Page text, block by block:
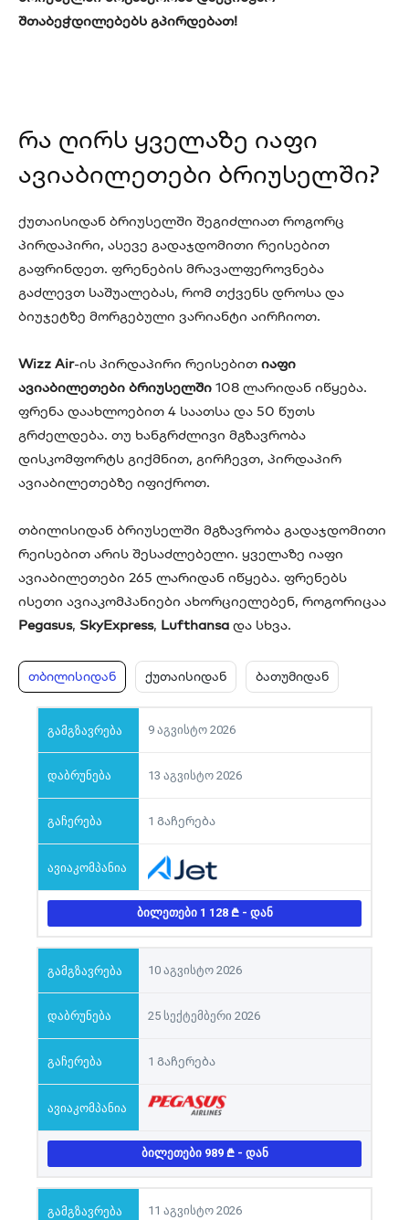
შთაბეჭდილებებს გპირდებათ!
რა ღირს ყველაზე იაფი
ავიაბილეთები ბრიუსელში?
ქუთაისიდან ბრიუსელში შეგიძლიათ როგორც
პირდაპირი, ასევე გადაჯდომითი რეისებით
გაფრინდეთ. ფრენების მრავალფეროვნება
გაძლევთ საშუალებას, რომ თქვენს დროსა და
ბიუჯეტზე მორგებული ვარიანტი აირჩიოთ.
Wizz Air-ის პირდაპირი რეისებით იაფი
ავიაბილეთები ბრიუსელში 108 ლარიდან იწყება.
ფრენა დაახლოებით 4 საათსა და 50 წუთს
გრძელდება. თუ ხანგრძლივი მგზავრობა
დისკომფორტს გიქმნით, გირჩევთ, პირდაპირ
ავიაბილეთებზე იფიქროთ.
თბილისიდან ბრიუსელში მგზავრობა გადაჯდომითი
რეისებით არის შესაძლებელი. ყველაზე იაფი
ავიაბილეთები 265 ლარიდან იწყება. ფრენებს
ისეთი ავიაკომპანიები ახორციელებენ, როგორიცაა
Pegasus, SkyExpress, Lufthansa და სხვა.
თბილისიდან ქუთაისიდან ბათუმიდან
9 აგვისტო 2026
13 აგვისტო 2026
1 Გაჩერება
ᲑᲘᲚᲔᲗᲔᲑᲘ 1 128 - ᲓᲐᲜ
10 აგვისტო 2026
25 სექტემბერი 2026
1 Გაჩერება
ᲑᲘᲚᲔᲗᲔᲑᲘ 989 - ᲓᲐᲜ
11 აგვისტო 2026